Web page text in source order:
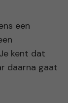
een
kent dat
daarna gaat